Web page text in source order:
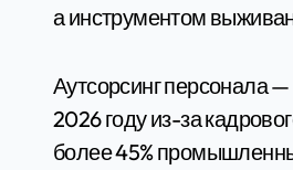
а инструментом
Аутсорсинг персонала
2026 году из-за
более 45%